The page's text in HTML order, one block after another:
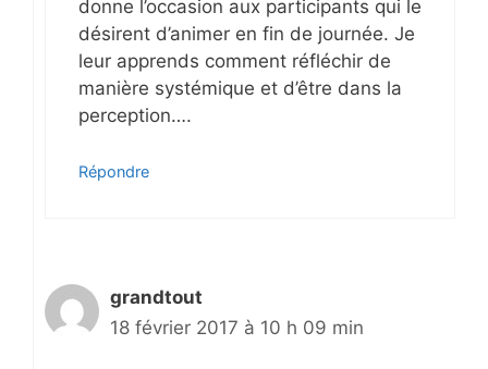
donne l’occasion aux participants qui le
désirent d’animer en fin de journée. Je
leur apprends comment réfléchir de
manière systémique et d’être dans la
perception….
Répondre
grandtout
18 février 2017 à 10 h 09 min